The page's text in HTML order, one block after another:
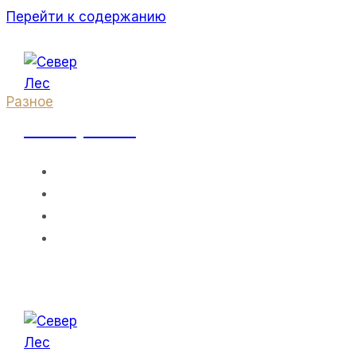
Перейти к содержанию
Разное
Сколько Стоит